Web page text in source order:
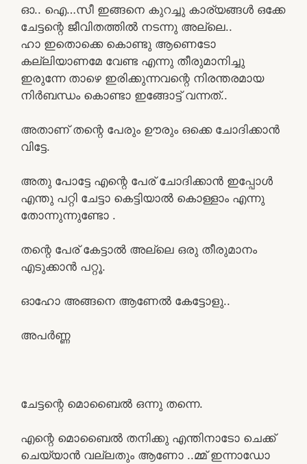
ഓ.. ഐ…സീ ഇങ്ങനെ കുറച്ചു കാര്യങ്ങൾ ഒക്കേ
ചേട്ടന്റെ ജീവിതത്തിൽ നടന്നു അല്ലെ..
ഹാ ഇതൊക്കെ കൊണ്ടു ആണെടോ
കല്ലിയാണമേ വേണ്ട എന്നു തീരുമാനിച്ചു
ഇരുന്നേ താഴെ ഇരിക്കുന്നവന്റെ നിരന്തരമായ
നിർബന്ധം കൊണ്ടാ ഇങ്ങോട്ട് വന്നത്..
അതാണ് തന്റെ പേരും ഊരും ഒക്കെ ചോദിക്കാൻ
വിട്ടേ.
അതു പോട്ടേ എന്റെ പേര് ചോദിക്കാൻ ഇപ്പോൾ
എന്തു പറ്റി ചേട്ടാ കെട്ടിയാൽ കൊള്ളാം എന്നു
തോന്നുന്നുണ്ടോ .
തന്റെ പേര് കേട്ടാൽ അല്ലെ ഒരു തീരുമാനം
എടുക്കാൻ പറ്റൂ.
ഓഹോ അങ്ങനെ ആണേൽ കേട്ടോളു..
അപർണ്ണ
ചേട്ടന്റെ മൊബൈൽ ഒന്നു തന്നെ.
എന്റെ മൊബൈൽ തനിക്കു എന്തിനാടോ ചെക്ക്
ചെയ്യാൻ വല്ലതും ആണോ ..മ്മ് ഇന്നാഡോ